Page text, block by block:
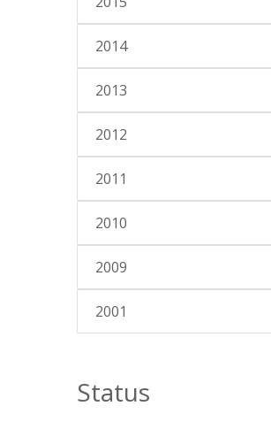
2014
2013
2012
2011
2010
2009
2001
Status